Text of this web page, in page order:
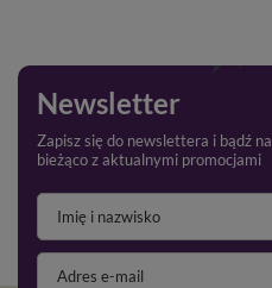
Newsletter
Zapisz się do newslettera i bądź na
bieżąco z aktualnymi promocjami